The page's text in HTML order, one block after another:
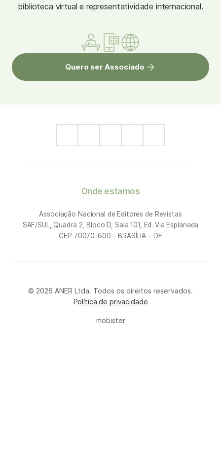
biblioteca virtual e representatividade internacional.
Quero ser Associado
Onde estamos
Associação Nacional de Editores de Revistas
SAF/SUL, Quadra 2, Bloco D, Sala 101, Ed. Via Esplanada
CEP 70070-600 – BRASÍLIA – DF
© 2026 ANER Ltda. Todos os direitos reservados.
Política de privacidade
mobister